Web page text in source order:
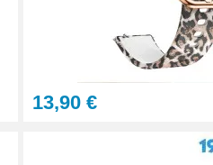
Ajouter au panier
13,90 €